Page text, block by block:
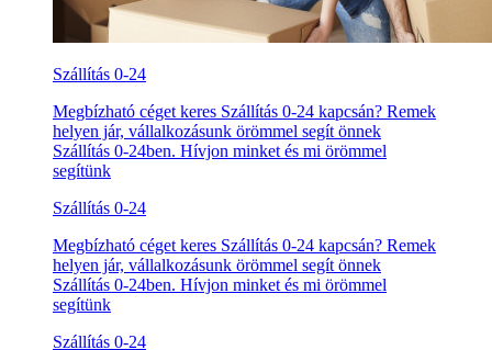
Szállítás 0-24
Megbízható céget keres Szállítás 0-24 kapcsán? Remek
helyen jár, vállalkozásunk örömmel segít önnek
Szállítás 0-24ben. Hívjon minket és mi örömmel
segítünk
Szállítás 0-24
Megbízható céget keres Szállítás 0-24 kapcsán? Remek
helyen jár, vállalkozásunk örömmel segít önnek
Szállítás 0-24ben. Hívjon minket és mi örömmel
segítünk
Szállítás 0-24